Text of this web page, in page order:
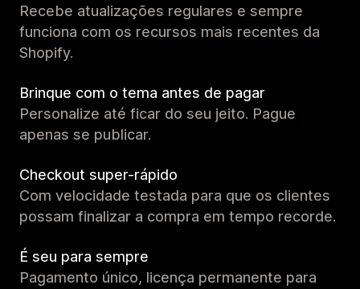
Recebe atualizações regulares e sempre
funciona com os recursos mais recentes da
Shopify.
Brinque com o tema antes de pagar
Personalize até ficar do seu jeito. Pague
apenas se publicar.
Checkout super-rápido
Com velocidade testada para que os clientes
possam finalizar a compra em tempo recorde.
É seu para sempre
Pagamento único, licença permanente para